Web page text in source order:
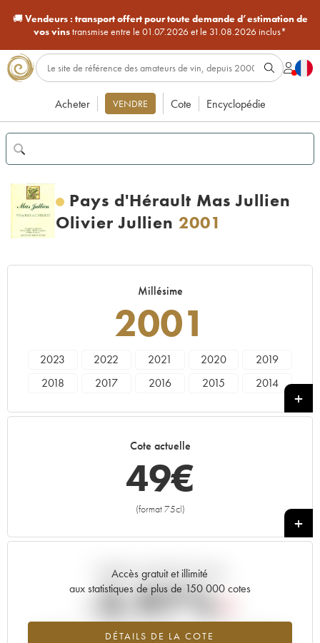
🚚Vendeurs : transport offert pour toute demande d’estimation de
vos vinstransmise entre le 01.07.2026 et le 31.08.2026 inclus*
Acheter VENDRE Cote Encyclopédie
Pays d'Hérault Mas Jullien
Olivier Jullien 2001
Millésime
2001
2023 2022 2021 2020
2019
2018
2017 2016 2015
2014
2001
Cote actuelle
49€
(format 75cl)
+
Accès gratuit et illimité
aux statistiques de plus de 150 000 cotes
DÉTAILS DE LA COTE
Tendance actuelle de la cote
-3.97%
Tendance à la baisse du millésime 2001 en 2026 par rapport à